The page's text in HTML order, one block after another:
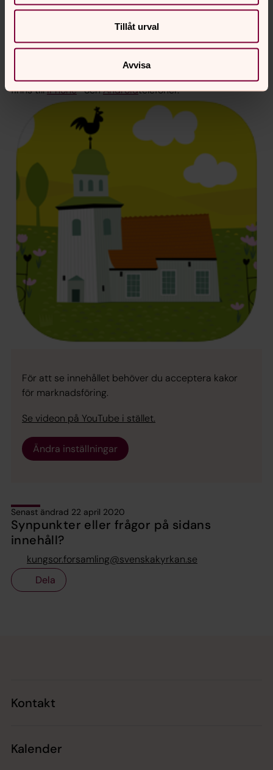
Tillåt urval
Avvisa
Har du stött på problem, har förslag på förbättringar
eller är det något du gillar extra mycket? Kontakta gärna
info@svenskakyrkan.se
finns tilliPhone- ochAndroidtelefoner.
För att se innehållet behöver du acceptera kakor
för marknadsföring.
Se videon på YouTube i stället.
Ändra inställningar
Senast ändrad 22 april 2020
Synpunkter eller frågor på sidans
innehåll?
kungsor.forsamling@svenskakyrkan.se
Dela
Kontakt
Kalender